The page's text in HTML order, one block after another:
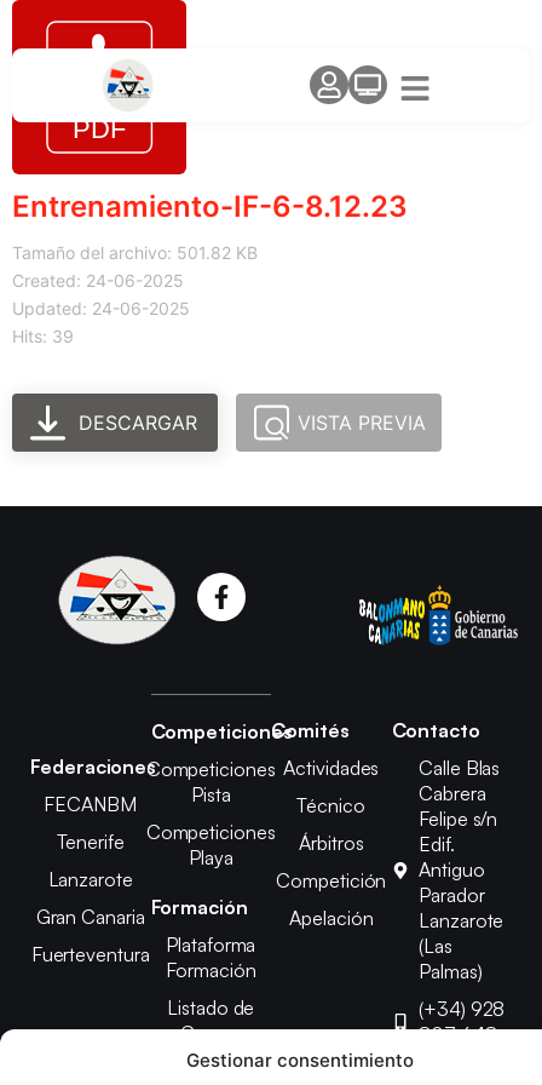
Gestionar consentimiento
Entrenamiento-IF-6-8.12.23
Tamaño del archivo: 501.82 KB
Created: 24-06-2025
Updated: 24-06-2025
Hits: 39
DESCARGAR VISTA PREVIA
Federaciones
FECANBM
Tenerife
Lanzarote
Gran Canaria
Fuerteventura
Competiciones
Competiciones
Pista
Competiciones
Playa
Formación
Plataforma
Formación
Listado de
Cursos
Comités
Actividades
Técnico
Árbitros
Competición
Apelación
Contacto
Calle Blas
Cabrera
Felipe s/n
Edif.
Antiguo
Parador
Lanzarote
(Las
Palmas)
(+34) 928
807 648